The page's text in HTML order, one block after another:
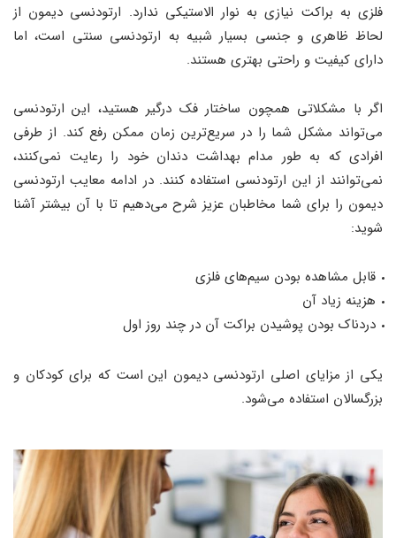
فلزی به براکت نیازی به نوار الاستیکی ندارد. ارتودنسی دیمون از
لحاظ ظاهری و جنسی بسیار شبیه به ارتودنسی سنتی است، اما
دارای کیفیت و راحتی بهتری هستند.
اگر با مشکلاتی همچون ساختار فک درگیر هستید، این ارتودنسی
می‌تواند مشکل شما را در سریع‌ترین زمان ممکن رفع کند. از طرفی
افرادی که به طور مدام بهداشت دندان خود را رعایت نمی‌کنند،
نمی‌توانند از این ارتودنسی استفاده کنند. در ادامه معایب ارتودنسی
دیمون را برای شما مخاطبان عزیز شرح می‌دهیم تا با آن بیشتر آشنا
شوید:
قابل مشاهده بودن سیم‌های فلزی
هزینه زیاد آن
دردناک بودن پوشیدن براکت آن در چند روز اول
یکی از مزایای اصلی ارتودنسی دیمون این است که برای کودکان و
بزرگسالان استفاده می‌شود.